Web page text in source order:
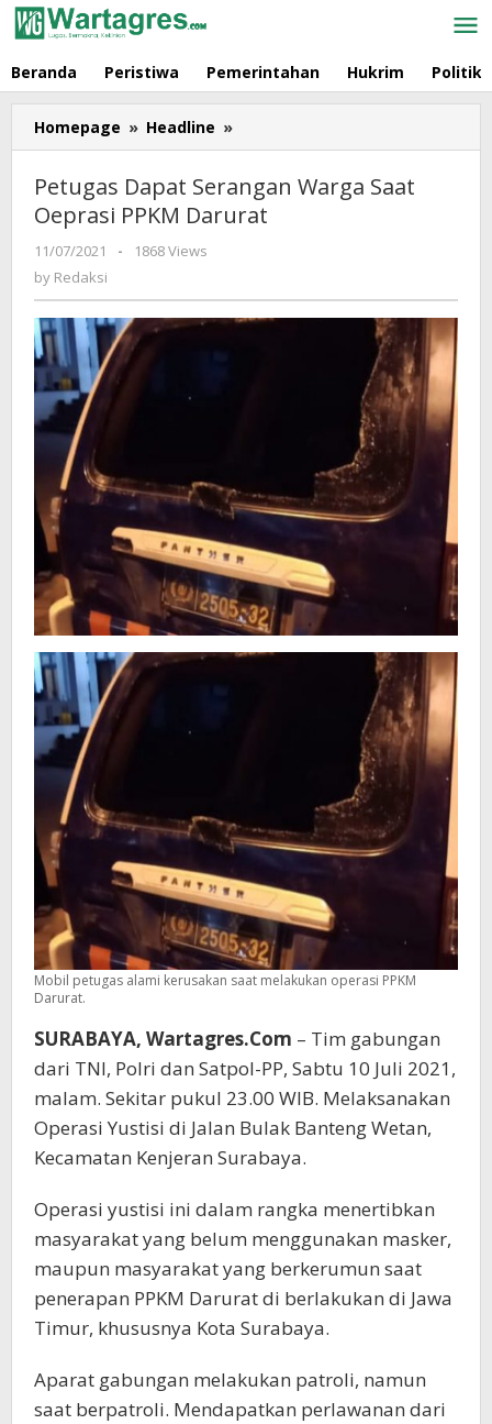
Skip
to
Beranda Peristiwa Pemerintahan Hukrim Politik
Homepage » Headline »
Dapat
Warga
Saat
Petugas Dapat Serangan Warga Saat
Oeprasi PPKM Darurat
11/07/2021
by
-
1868 Views
by Redaksi
Mobil petugas alami kerusakan saat melakukan operasi PPKM
Darurat.
SURABAYA, Wartagres.Com – Tim gabungan
dari TNI, Polri dan Satpol-PP, Sabtu 10 Juli 2021,
malam. Sekitar pukul 23.00 WIB. Melaksanakan
Operasi Yustisi di Jalan Bulak Banteng Wetan,
Kecamatan Kenjeran Surabaya.
Operasi yustisi ini dalam rangka menertibkan
masyarakat yang belum menggunakan masker,
maupun masyarakat yang berkerumun saat
penerapan PPKM Darurat di berlakukan di Jawa
Timur, khususnya Kota Surabaya.
Aparat gabungan melakukan patroli, namun
saat berpatroli. Mendapatkan perlawanan dari